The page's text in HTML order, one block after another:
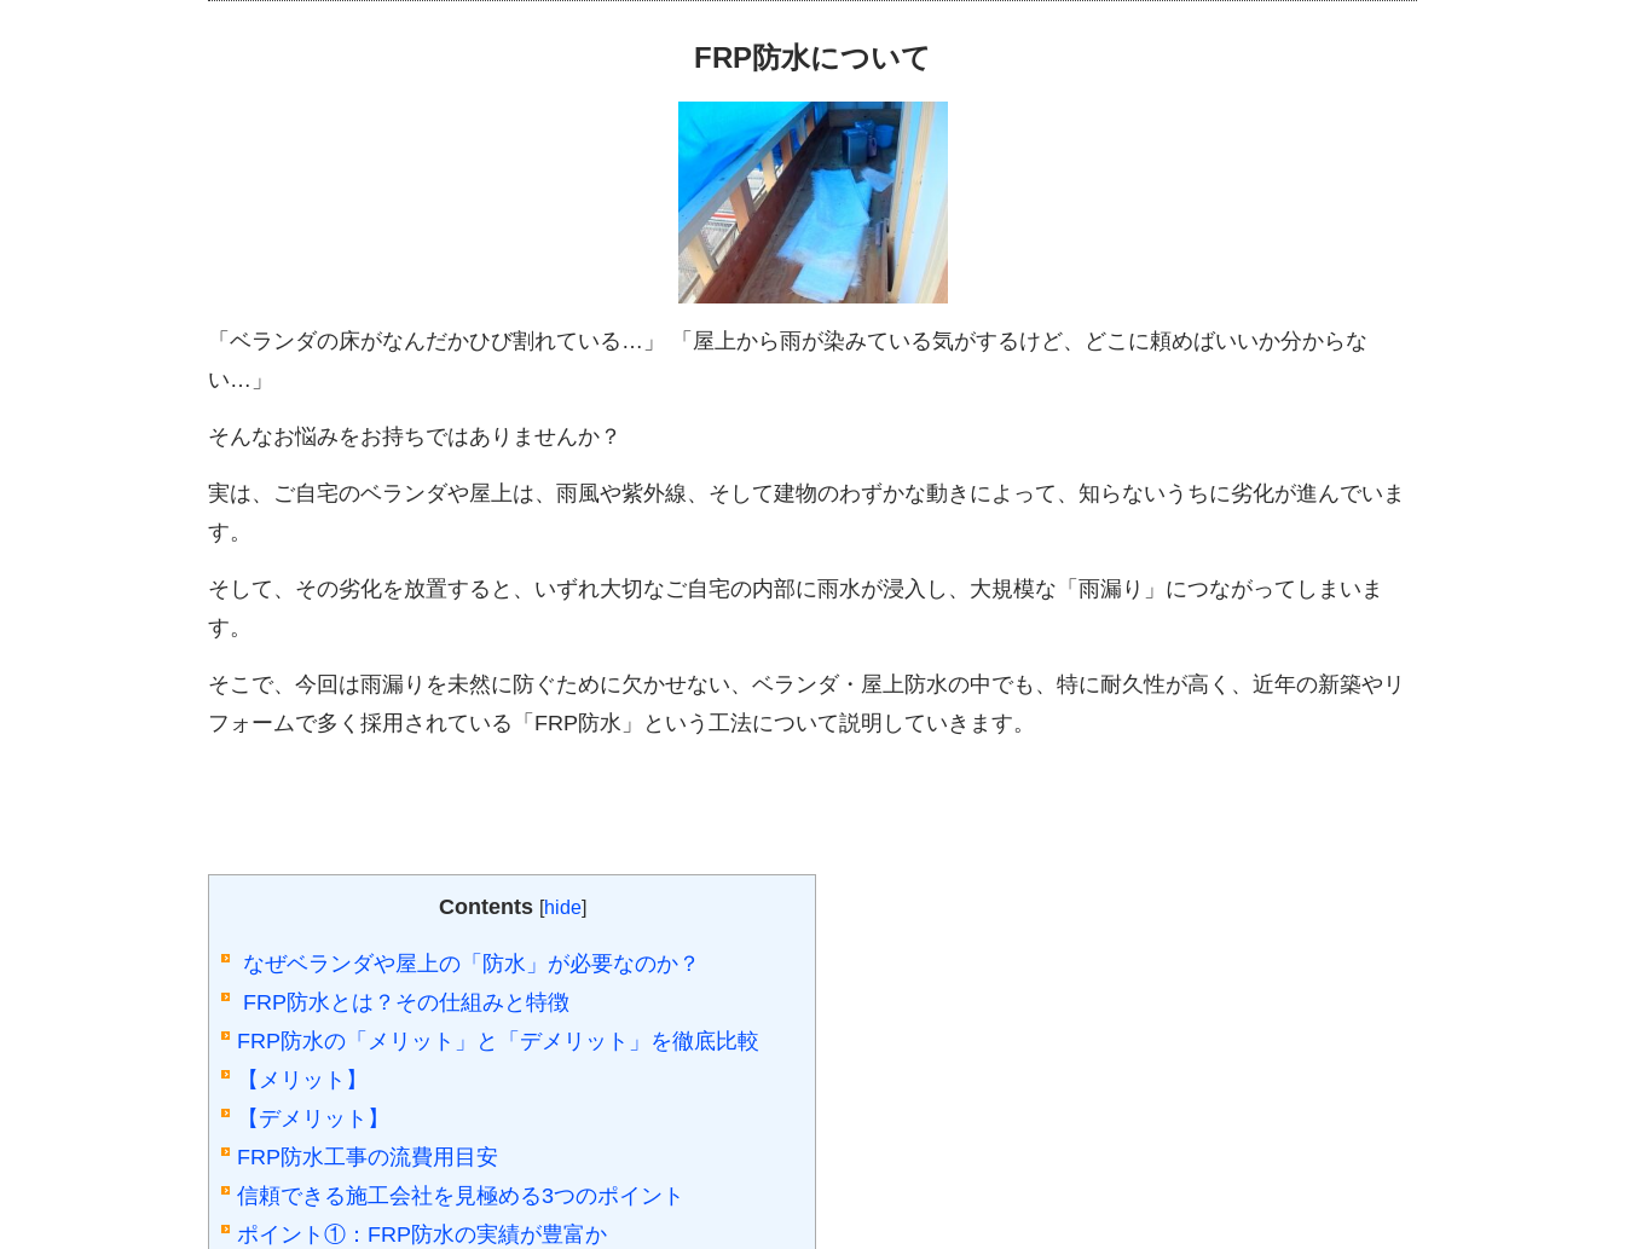
FRP防水について
「ベランダの床がなんだかひび割れている…」 「屋上から雨が染みている気がするけど、どこに頼めばいいか分からな
い…」
そんなお悩みをお持ちではありませんか？
実は、ご自宅のベランダや屋上は、雨風や紫外線、そして建物のわずかな動きによって、知らないうちに劣化が進んでいま
す。
そして、その劣化を放置すると、いずれ大切なご自宅の内部に雨水が浸入し、大規模な「雨漏り」につながってしまいま
す。
そこで、今回は雨漏りを未然に防ぐために欠かせない、ベランダ・屋上防水の中でも、特に耐久性が高く、近年の新築やリ
フォームで多く採用されている「FRP防水」という工法について説明していきます。
Contents [hide]
なぜベランダや屋上の「防水」が必要なのか？
FRP防水とは？その仕組みと特徴
FRP防水の「メリット」と「デメリット」を徹底比較
【メリット】
【デメリット】
FRP防水工事の流費用目安
信頼できる施工会社を見極める3つのポイント
ポイント①：FRP防水の実績が豊富か